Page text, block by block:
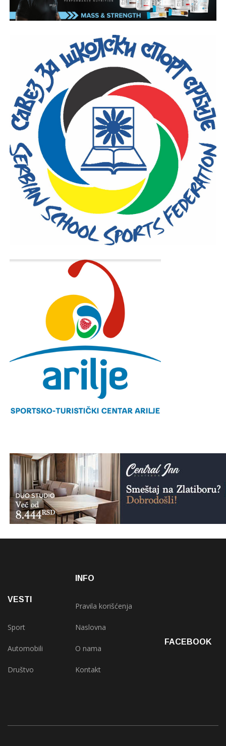
VESTI
Sport
Automobili
Društvo
INFO
Pravila korišćenja
Naslovna
O nama
Kontakt
FACEBOOK